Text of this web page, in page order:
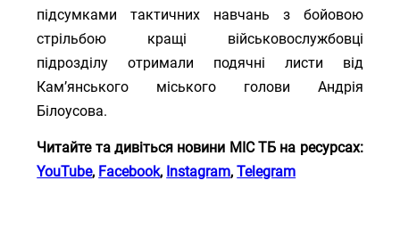
підсумками тактичних навчань з бойовою
стрільбою кращі військовослужбовці
підрозділу отримали подячні листи від
Кам’янського міського голови Андрія
Білоусова.
Читайте та дивіться новини МІС ТБ на ресурсах:
YouTube, Facebook, Instagram, Telegram